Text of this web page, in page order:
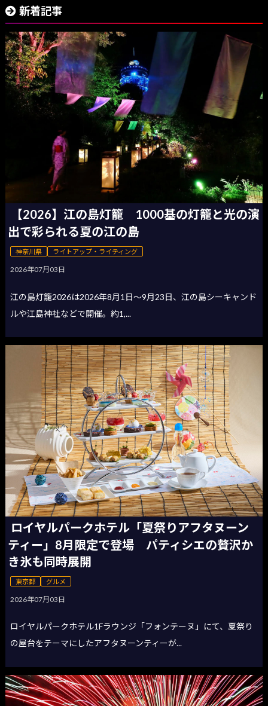
新着記事
【2026】江の島灯籠 1000基の灯籠と光の演
出で彩られる夏の江の島
神奈川県 ライトアップ・ライティング
2026年07月03日
江の島灯籠2026は2026年8月1日〜9月23日、江の島シーキャンド
ルや江島神社などで開催。約1,...
ロイヤルパークホテル「夏祭りアフタヌーン
ティー」8月限定で登場 パティシエの贅沢か
き氷も同時展開
東京都 グルメ
2026年07月03日
ロイヤルパークホテル1Fラウンジ「フォンテーヌ」にて、夏祭り
の屋台をテーマにしたアフタヌーンティーが...